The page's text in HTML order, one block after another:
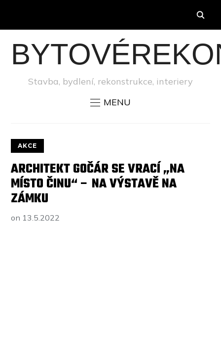
Stavba, bydlení, rekonstrukce, interiery
MENU
AKCE
ARCHITEKT GOČÁR SE VRACÍ „NA
MÍSTO ČINU“ – NA VÝSTAVĚ NA
ZÁMKU
on 13.5.2022